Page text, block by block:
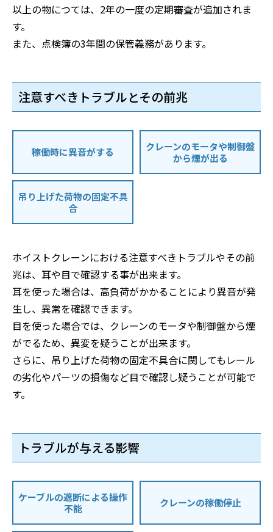
以上の物につては、2年の一度の定期審査が追加されま
す。
また、点検簿の3年間の保管義務があります。
注意すべきトラブルとその前兆
稼働時に異音がする
クレーンのモータや制御盤
から煙が出る
吊り上げた荷物の固定不具
合
ホイストクレーンにおける注意すべきトラブルやその前
兆は、耳や目で確認する事が出来ます。
耳を使った場合は、高負荷がかかることにより異音が発
生し、異常を確認できます。
目を使った場合では、クレーンのモータや制御盤から煙
がでるため、異変を疑うことが出来ます。
さらに、吊り上げた荷物の固定不具合に関してもレール
の劣化やパーツの損傷など目で確認し疑うことが可能で
す。
トラブルが与える影響
ケーブルの遮断による操作
不能
クレーンの稼働停止